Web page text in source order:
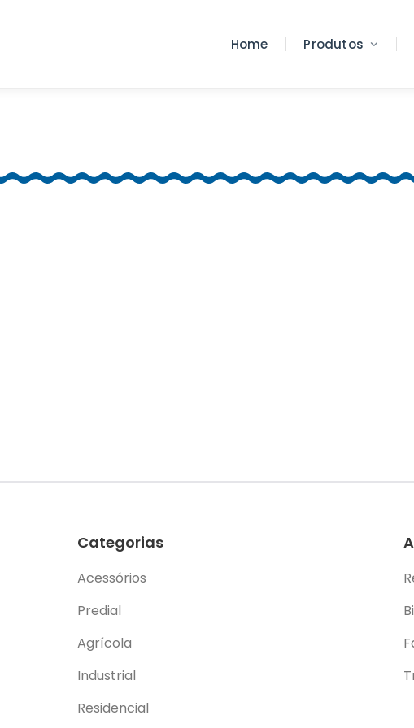
Home Produtos
Categorias
Acessórios
Predial
Agrícola
Industrial
Residencial